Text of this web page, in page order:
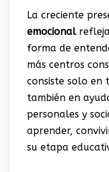
La creciente
emocional
forma de
más centros
consiste solo en
también en
personales y
aprender,
su etapa